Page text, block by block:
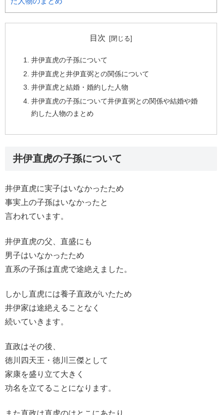
目次
井伊直虎の子孫について
井伊直虎と井伊直弼との関係について
井伊直虎と結婚・婚約した人物
井伊直虎の子孫について井伊直弼との関係や結婚や婚
約した人物のまとめ
井伊直虎の子孫について
井伊直虎に実子はいなかったため
事実上の子孫はいなかったと
言われています。
井伊直虎の父、直盛にも
男子はいなかったため
直系の子孫は直虎で途絶えました。
しかし直虎には養子直政がいたため
井伊家は途絶えることなく
続いていきます。
直政はその後、
徳川四天王・徳川三傑として
家康を盛り立て大きく
功名を立てることになります。
また直政は直虎のはとこにあたり